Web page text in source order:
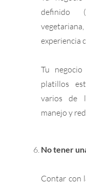
definido
experiencia
Tu
platillos
varios de
manejo y
No tener
Contar con